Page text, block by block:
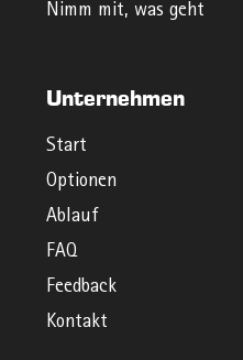
Nimm mit, was geht
Unternehmen
Start
Optionen
Ablauf
FAQ
Feedback
Kontakt